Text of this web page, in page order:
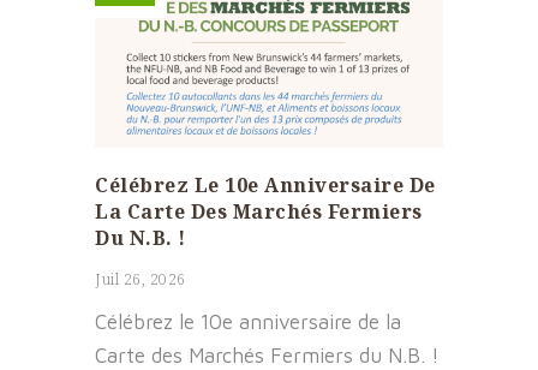
Célébrez Le 10e Anniversaire De
La Carte Des Marchés Fermiers
Du N.B. !
Juil 26, 2026
Célébrez le 10e anniversaire de la
Carte des Marchés Fermiers du N.B. !